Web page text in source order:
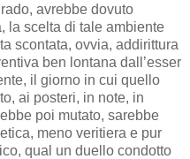
avrebbe dovuto
la scelta di tale ambiente
scontata, ovvia, addirittura
ben lontana dall’esser
il giorno in cui quello
ai posteri, in note, in
poi mutato, sarebbe
meno veritiera e pur
qual un duello condotto